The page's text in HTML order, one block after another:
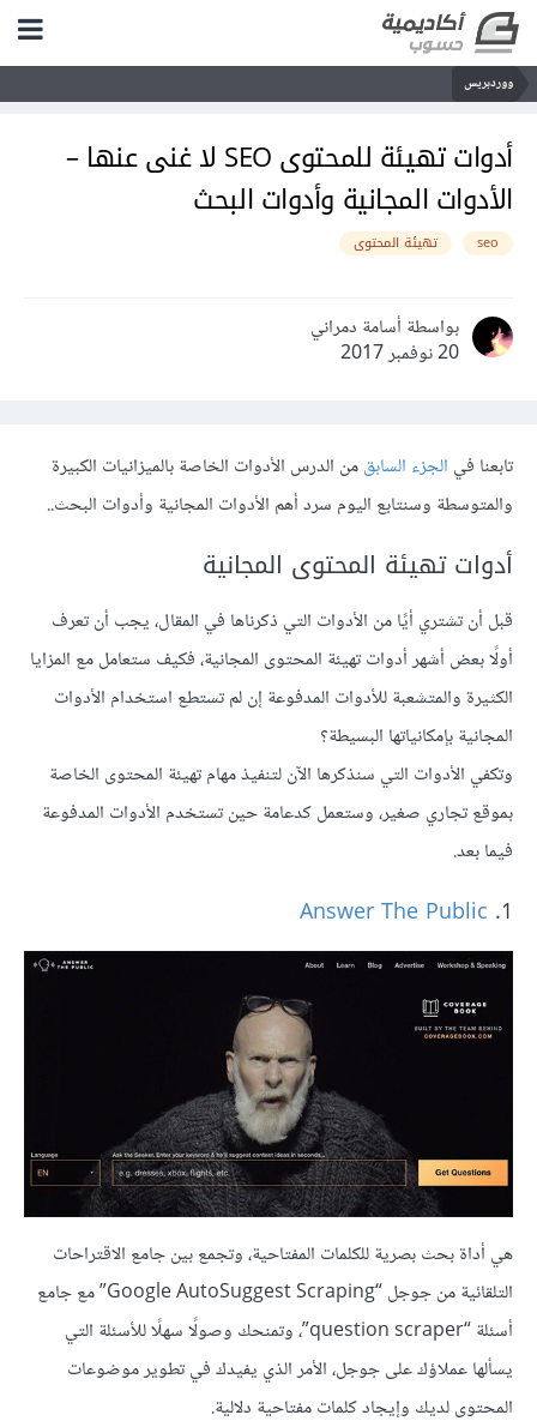
ووردبريس
أدوات تهيئة للمحتوى SEO لا غنى عنها –
الأدوات المجانية وأدوات البحث
seo تهيئة المحتوى
بواسطة أسامة دمراني
20 نوفمبر 2017
تابعنا في الجزء السابقمن الدرس الأدوات الخاصة بالميزانيات الكبيرة
والمتوسطة وسنتابع اليوم سرد أهم الأدوات المجانية وأدوات البحث..
أدوات تهيئة المحتوى المجانية
قبل أن تشتري أيًا من الأدوات التي ذكرناها في المقال، يجب أن تعرف
أولًا بعض أشهر أدوات تهيئة المحتوى المجانية، فكيف ستعامل مع المزايا
الكثيرة والمتشعبة للأدوات المدفوعة إن لم تستطع استخدام الأدوات
المجانية بإمكانياتها البسيطة؟
وتكفي الأدوات التي سنذكرها الآن لتنفيذ مهام تهيئة المحتوى الخاصة
بموقع تجاري صغير، وستعمل كدعامة حين تستخدم الأدوات المدفوعة
فيما بعد.
1.
Answer The Public
هي أداة بحث بصرية للكلمات المفتاحية، وتجمع بين جامع الاقتراحات
التلقائية من جوجل “Google AutoSuggest Scraping” مع جامع
أسئلة “question scraper”، وتمنحك وصولًا سهلًا للأسئلة التي
يسألها عملاؤك على جوجل، الأمر الذي يفيدك في تطوير موضوعات
المحتوى لديك وإيجاد كلمات مفتاحية دلالية.